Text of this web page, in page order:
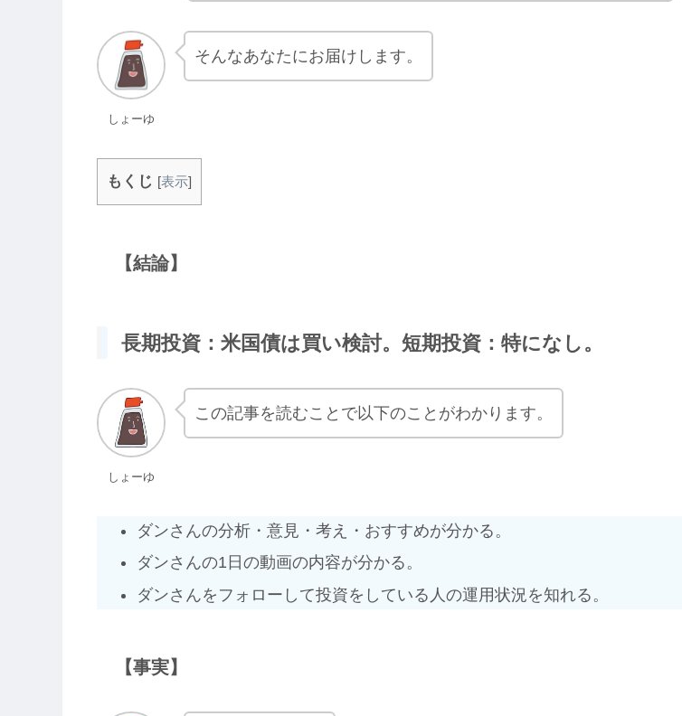
しょーゆ
そんなあなたにお届けします。
もくじ [表示]
【結論】
長期投資：米国債は買い検討。短期投資：特になし。
しょーゆ
この記事を読むことで以下のことがわかります。
ダンさんの分析・意見・考え・おすすめが分かる。
ダンさんの1日の動画の内容が分かる。
ダンさんをフォローして投資をしている人の運用状況を知れる。
【事実】